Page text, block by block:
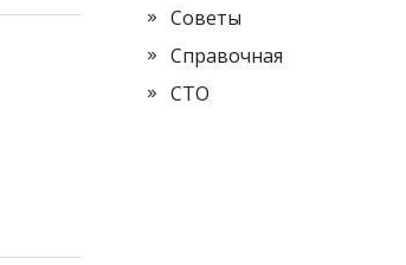
Советы
Справочная
СТО